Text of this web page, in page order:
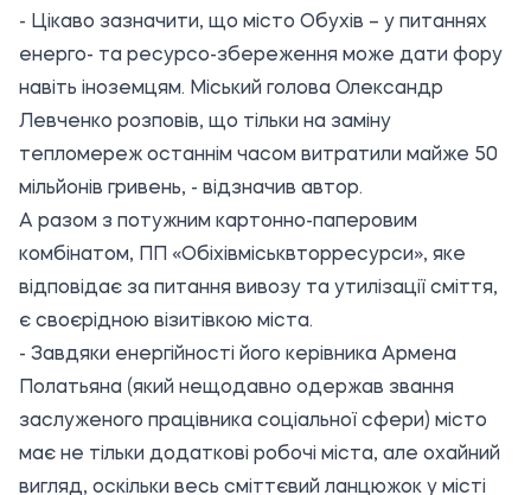
- Цікаво зазначити, що місто Обухів – у питаннях
енерго- та ресурсо-збереження може дати фору
навіть іноземцям. Міський голова Олександр
Левченко розповів, що тільки на заміну
тепломереж останнім часом витратили майже 50
мільйонів гривень, - відзначив автор.
А разом з потужним картонно-паперовим
комбінатом, ПП «Обіхівміськвторресурси», яке
відповідає за питання вивозу та утилізації сміття,
є своєрідною візитівкою міста.
- Завдяки енергійності його керівника Армена
Полатьяна (який нещодавно одержав звання
заслуженого працівника соціальної сфери) місто
має не тільки додаткові робочі міста, але охайний
вигляд, оскільки весь сміттєвий ланцюжок у місті